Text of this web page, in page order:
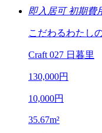
即入居可 初期費
こだわるわたし
Craft 027 日暮里
130,000円
10,000円
35.67m²